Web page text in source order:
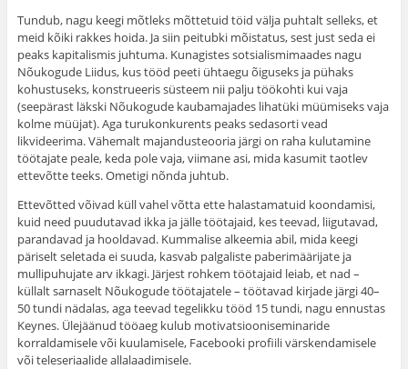
Tundub, nagu keegi mõtleks mõttetuid töid välja puhtalt selleks, et
meid kõiki rakkes hoida. Ja siin peitubki mõistatus, sest just seda ei
peaks kapitalismis juhtuma. Kunagistes sotsialismimaades nagu
Nõukogude Liidus, kus tööd peeti ühtaegu õiguseks ja pühaks
kohustuseks, konstrueeris süsteem nii palju töökohti kui vaja
(seepärast läkski Nõukogude kaubamajades lihatüki müümiseks vaja
kolme müüjat). Aga turukonkurents peaks sedasorti vead
likvideerima. Vähemalt majandusteooria järgi on raha kulutamine
töötajate peale, keda pole vaja, viimane asi, mida kasumit taotlev
ettevõtte teeks. Ometigi nõnda juhtub.
Ettevõtted võivad küll vahel võtta ette halastamatuid koondamisi,
kuid need puudutavad ikka ja jälle töötajaid, kes teevad, liigutavad,
parandavad ja hooldavad. Kummalise alkeemia abil, mida keegi
päriselt seletada ei suuda, kasvab palgaliste paberimäärijate ja
mullipuhujate arv ikkagi. Järjest rohkem töötajaid leiab, et nad –
küllalt sarnaselt Nõukogude töötajatele – töötavad kirjade järgi 40–
50 tundi nädalas, aga teevad tegelikku tööd 15 tundi, nagu ennustas
Keynes. Ülejäänud tööaeg kulub motivatsiooniseminaride
korraldamisele või kuulamisele, Facebooki profiili värskendamisele
või teleseriaalide allalaadimisele.